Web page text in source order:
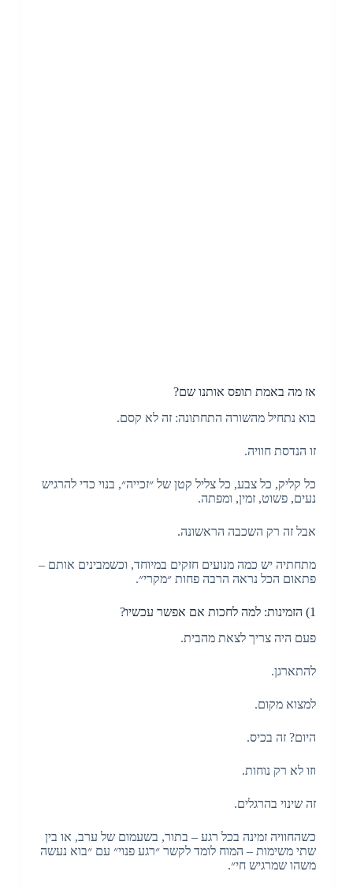
אז מה באמת תופס אותנו שם?
בוא נתחיל מהשורה התחתונה: זה לא קסם.
זו הנדסת חוויה.
כל קליק, כל צבע, כל צליל קטן של ״זכייה״, בנוי כדי להרגיש
נעים, פשוט, זמין, ומפתה.
אבל זה רק השכבה הראשונה.
מתחתיה יש כמה מנועים חזקים במיוחד, וכשמבינים אותם –
פתאום הכל נראה הרבה פחות ״מקרי״.
1) הזמינות: למה לחכות אם אפשר עכשיו?
פעם היה צריך לצאת מהבית.
להתארגן.
למצוא מקום.
היום? זה בכיס.
וזו לא רק נוחות.
זה שינוי בהרגלים.
כשהחוויה זמינה בכל רגע – בתור, בשעמום של ערב, או בין
שתי משימות – המוח לומד לקשר ״רגע פנוי״ עם ״בוא נעשה
משהו שמרגיש חי״.